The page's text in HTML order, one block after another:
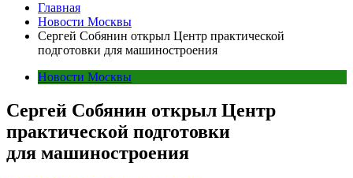
Главная
Новости Москвы
Сергей Собянин открыл Центр практической
подготовки для машиностроения
Новости Москвы
Сергей Собянин открыл Центр
практической подготовки
для машиностроения